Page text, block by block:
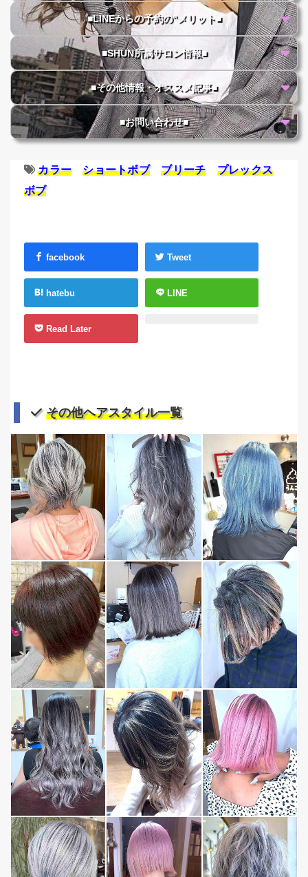
■LINEからの予約の"メリット■
■SHUN所属サロン情報■
■その他情報・オススメ記事■
■お問い合わせ■
カラー ショートボブ ブリーチ
プレックス
ボブ
facebook Tweet
hatebu LINE
Read Later
その他ヘアスタイル一覧